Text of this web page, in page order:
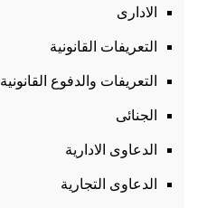
الادارى
التعريفات القانونية
التعريفات والدفوع القانونية
الجنائى
الدعاوى الادارية
الدعاوى التجارية